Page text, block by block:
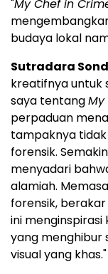
"My Chef in
budaya lokal
Sutradara
kreatifnya untuk
saya tentangMy
perpaduan
tampaknya
forensik.
menyadari
alamiah.
forensik,
ini
yang menghibur
visual yang khas."